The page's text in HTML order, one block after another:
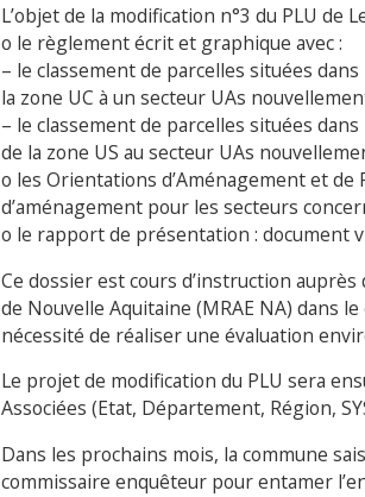
L’objet de la modification n°3 du PLU de
o le règlement écrit et graphique avec :
– le classement de parcelles situées
la zone UC à un secteur UAs
– le classement de parcelles situées
de la zone US au secteur UAs
o les Orientations d’Aménagement et
d’aménagement pour les secteurs
o le rapport de présentation : document
Ce dossier est cours d’instruction
de Nouvelle Aquitaine (MRAE NA) dans
nécessité de réaliser une évaluation
Le projet de modification du PLU sera
Associées (Etat, Département, Région,
Dans les prochains mois, la commune
commissaire enquêteur pour entamer